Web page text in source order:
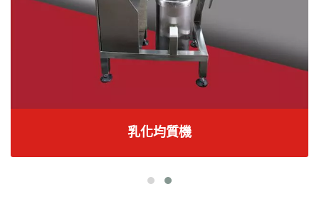
乳化均質機